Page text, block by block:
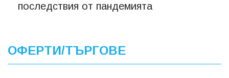
последствия от пандемията
ОФЕРТИ/ТЪРГОВЕ